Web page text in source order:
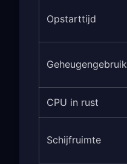
Opstarttijd
Geheugengebruik
CPU in rust
Schijfruimte